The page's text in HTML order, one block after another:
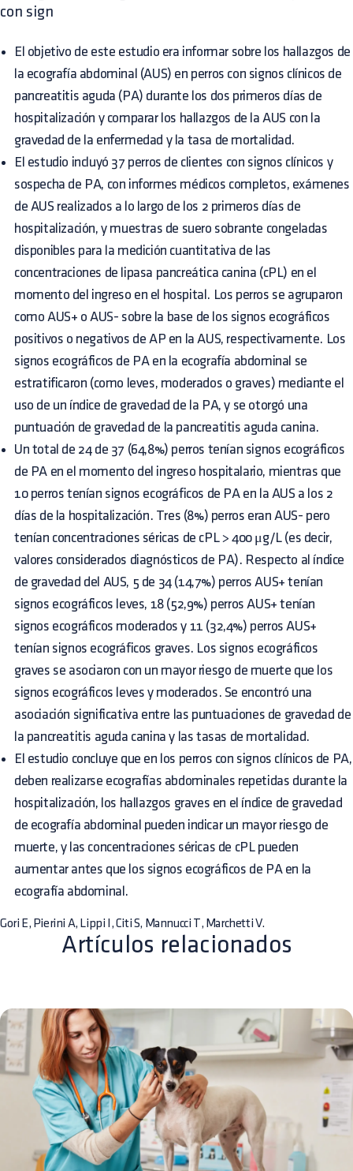
con sign
El objetivo de este estudio era informar sobre los hallazgos de
la ecografía abdominal (AUS) en perros con signos clínicos de
pancreatitis aguda (PA) durante los dos primeros días de
hospitalización y comparar los hallazgos de la AUS con la
gravedad de la enfermedad y la tasa de mortalidad.
El estudio incluyó 37 perros de clientes con signos clínicos y
sospecha de PA, con informes médicos completos, exámenes
de AUS realizados a lo largo de los 2 primeros días de
hospitalización, y muestras de suero sobrante congeladas
disponibles para la medición cuantitativa de las
concentraciones de lipasa pancreática canina (cPL) en el
momento del ingreso en el hospital. Los perros se agruparon
como AUS+ o AUS- sobre la base de los signos ecográficos
positivos o negativos de AP en la AUS, respectivamente. Los
signos ecográficos de PA en la ecografía abdominal se
estratificaron (como leves, moderados o graves) mediante el
uso de un índice de gravedad de la PA, y se otorgó una
puntuación de gravedad de la pancreatitis aguda canina.
Un total de 24 de 37 (64,8%) perros tenían signos ecográficos
de PA en el momento del ingreso hospitalario, mientras que
10 perros tenían signos ecográficos de PA en la AUS a los 2
días de la hospitalización. Tres (8%) perros eran AUS- pero
tenían concentraciones séricas de cPL > 400 μg/L (es decir,
valores considerados diagnósticos de PA). Respecto al índice
de gravedad del AUS, 5 de 34 (14,7%) perros AUS+ tenían
signos ecográficos leves, 18 (52,9%) perros AUS+ tenían
signos ecográficos moderados y 11 (32,4%) perros AUS+
tenían signos ecográficos graves. Los signos ecográficos
graves se asociaron con un mayor riesgo de muerte que los
signos ecográficos leves y moderados. Se encontró una
asociación significativa entre las puntuaciones de gravedad de
la pancreatitis aguda canina y las tasas de mortalidad.
El estudio concluye que en los perros con signos clínicos de PA,
deben realizarse ecografías abdominales repetidas durante la
hospitalización, los hallazgos graves en el índice de gravedad
de ecografía abdominal pueden indicar un mayor riesgo de
muerte, y las concentraciones séricas de cPL pueden
aumentar antes que los signos ecográficos de PA en la
ecografía abdominal.
Gori E, Pierini A, Lippi I, Citi S, Mannucci T, Marchetti V.
Artículos relacionados